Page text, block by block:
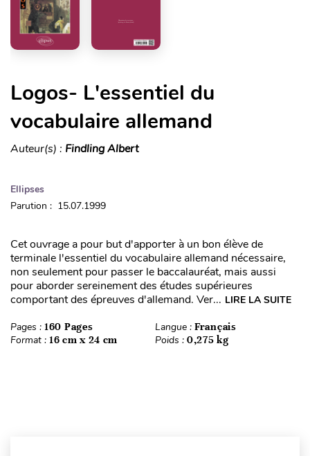
Logos- L'essentiel du
vocabulaire allemand
Auteur(s) : Findling Albert
Ellipses
Parution : 15.07.1999
Cet ouvrage a pour but d'apporter à un bon élève de
terminale l'essentiel du vocabulaire allemand nécessaire,
non seulement pour passer le baccalauréat, mais aussi
pour aborder sereinement des études supérieures
comportant des épreuves d'allemand. Ver... LIRE LA SUITE
Pages : 160 Pages Langue : Français
Format : 16 cm x 24 cm Poids : 0,275 kg